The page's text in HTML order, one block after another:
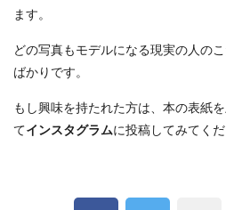
ます。
どの写真もモデルになる現実の人の
ばかりです。
もし興味を持たれた方は、本の表紙
てインスタグラムに投稿してみてくだ